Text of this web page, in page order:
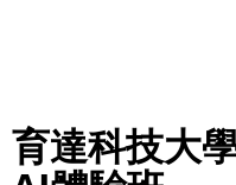
育達科技大